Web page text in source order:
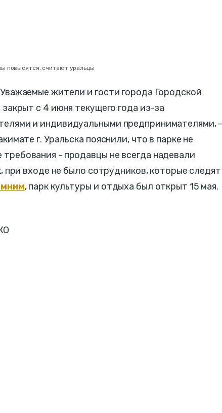
повысятся, считают уральцы
жители и гости города Городской
с 4 июня текущего года из-за
и индивидуальными предпринимателями, -
г. Уральска пояснили, что в парке не
- продавцы не всегда надевали
при входе не было сотрудников, которые следят
, парк культуры и отдыха был открыт 15 мая.